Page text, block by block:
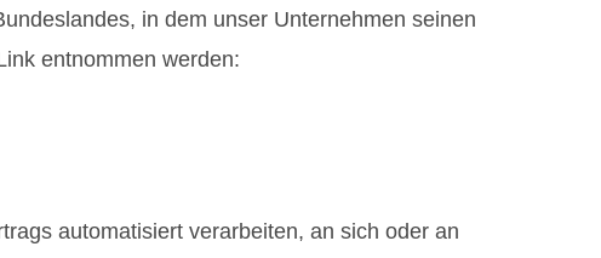
in dem unser Unternehmen seinen
entnommen werden:
automatisiert verarbeiten, an sich oder an